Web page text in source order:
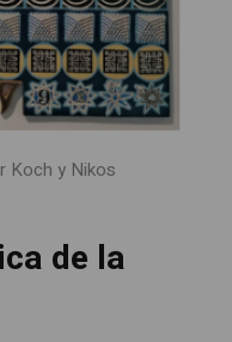
Koch y Nikos
de la